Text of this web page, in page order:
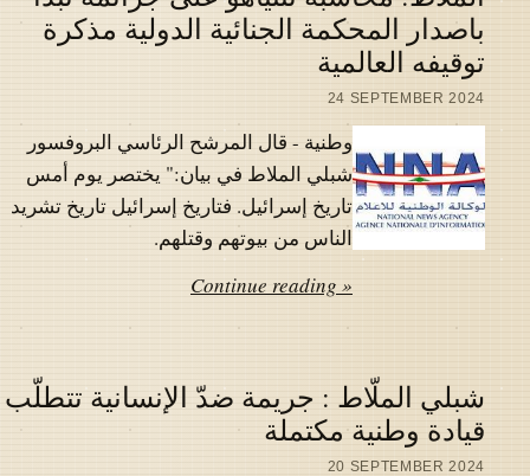
باصدار المحكمة الجنائية الدولية مذكرة
توقيفه العالمية
24 SEPTEMBER 2024
وطنية - قال المرشح الرئاسي البروفسور
شبلي الملاط في بيان:" يختصر يوم أمس
تاريخ إسرائيل. فتاريخ إسرائيل تاريخ تشريد
الناس من بيوتهم وقتلهم.
Continue reading »
شبلي الملّاط : جريمة ضدّ الإنسانية تتطلّب
قيادة وطنية مكتملة
20 SEPTEMBER 2024